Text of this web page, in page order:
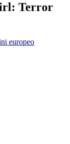
Terror
europeo